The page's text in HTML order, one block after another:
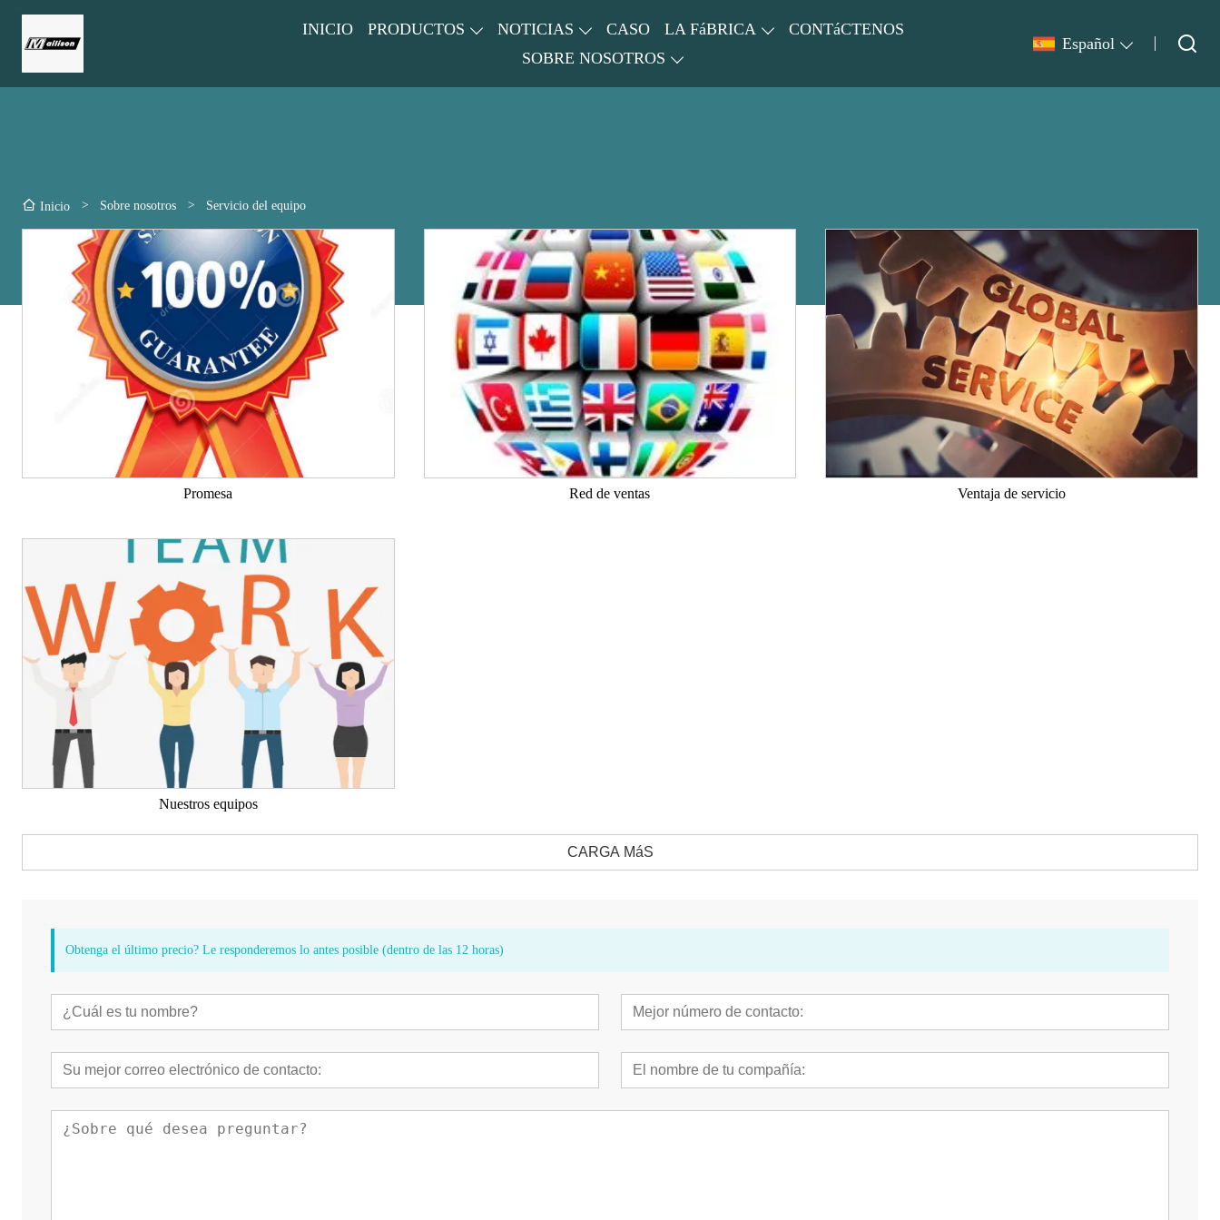
INICIO PRODUCTOS NOTICIAS CASO LA FáBRICA
CONTáCTENOS
SOBRE NOSOTROS
Español
Inicio > Sobre nosotros > Servicio del equipo
Promesa Red de ventas Ventaja de servicio
Nuestros equipos
CARGA MáS
Obtenga el último precio? Le responderemos lo antes posible (dentro de las 12 horas)